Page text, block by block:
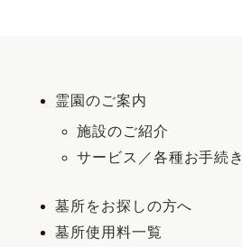
霊園のご案内
施設のご紹介
サービス／各種お手続き
墓所をお探しの方へ
墓所使用料一覧